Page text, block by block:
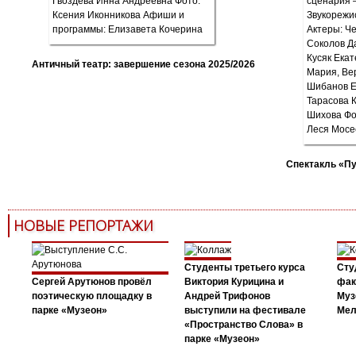
Античный театр: завершение сезона 2025/2026
Спектакль
НОВЫЕ РЕПОРТАЖИ
Сергей Арутюнов провёл
поэтическую площадку в
парке «Музеон»
Студенты третьего курса
Виктория Курицина и
Андрей Трифонов
выступили на фестивале
«Пространство Слова» в
парке «Музеон»